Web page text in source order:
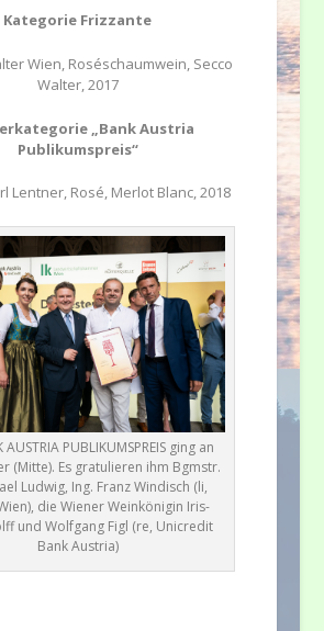
Kategorie Frizzante
Wien, Roséschaumwein, Secco
Walter, 2017
„Bank Austria
Publikumspreis“
Lentner, Rosé, Merlot Blanc, 2018
PUBLIKUMSPREIS ging an
(Mitte). Es gratulieren ihm Bgmstr.
Ludwig, Ing. Franz Windisch (li,
die Wiener Weinkönigin Iris-
und Wolfgang Figl (re, Unicredit
Bank Austria)